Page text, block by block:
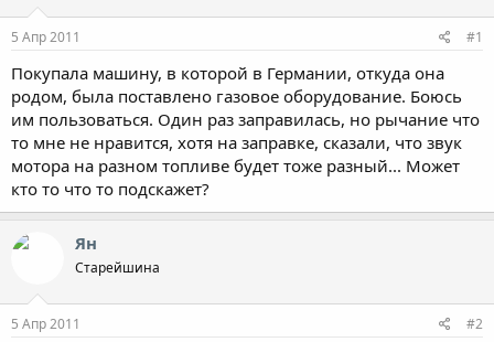
е
м
ы
л
5 Апр 2011 #1
Покупала машину, в которой в Германии, откуда она
родом, была поставлено газовое оборудование. Боюсь
им пользоваться. Один раз заправилась, но рычание что
то мне не нравится, хотя на заправке, сказали, что звук
мотора на разном топливе будет тоже разный... Может
кто то что то подскажет?
Ян
Старейшина
5 Апр 2011 #2